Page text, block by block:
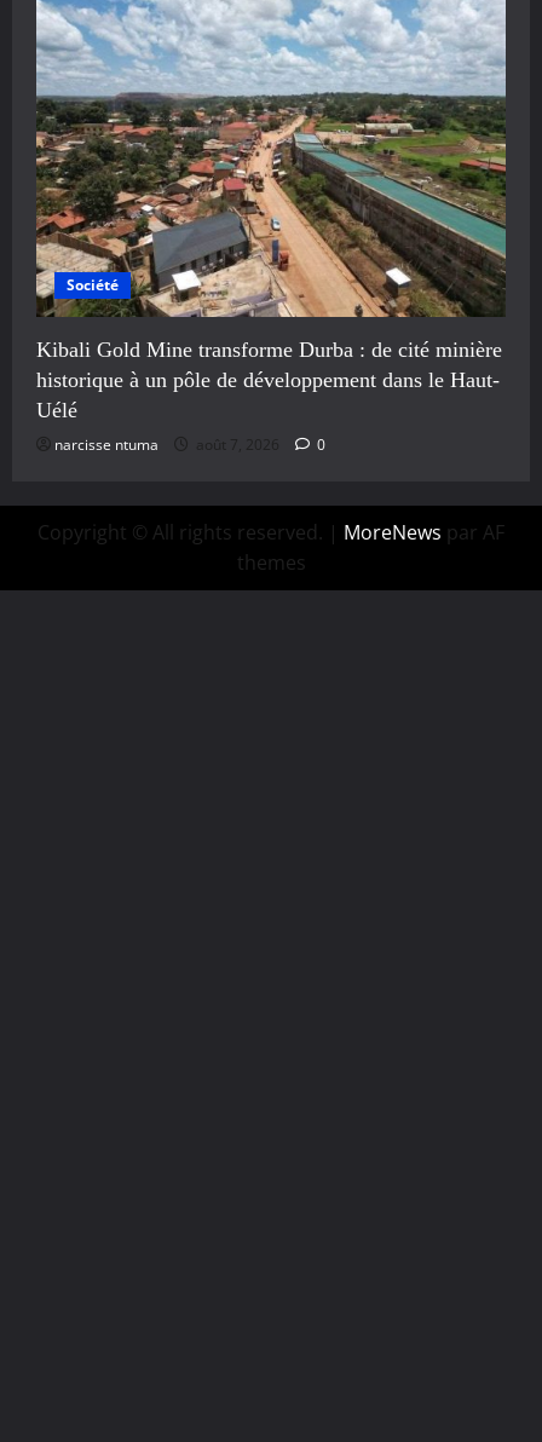
Société
Kibali Gold Mine transforme Durba : de cité minière
historique à un pôle de développement dans le Haut-
Uélé
narcisse ntuma août 7, 2026 0
Copyright © All rights reserved. | MoreNews par AF
themes